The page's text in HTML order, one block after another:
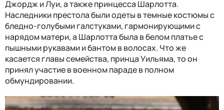
Джордж и Луи, а также принцесса Шарлотта.
Наследники престола были одеты в темные костюмы с
бледно-голубыми галстуками, гармонирующими с
нарядом матери, а Шарлотта была в белом платье с
пышными рукавами и бантом в волосах. Что же
касается главы семейства, принца Уильяма, то он
принял участие в военном параде в полном
обмундировании.